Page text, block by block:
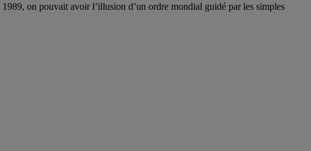
1989, on pouvait avoir l’illusion d’un ordre mondial guidé par les simples